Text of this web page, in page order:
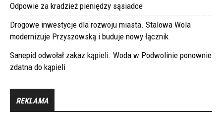
Odpowie za kradzież pieniędzy sąsiadce
Drogowe inwestycje dla rozwoju miasta. Stalowa Wola
modernizuje Przyszowską i buduje nowy łącznik
Sanepid odwołał zakaz kąpieli. Woda w Podwolinie ponownie
zdatna do kąpieli
REKLAMA